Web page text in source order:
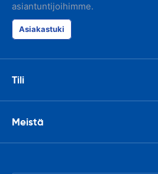
asiantuntijoihimme.
Asiakastuki
Tili
Meistä